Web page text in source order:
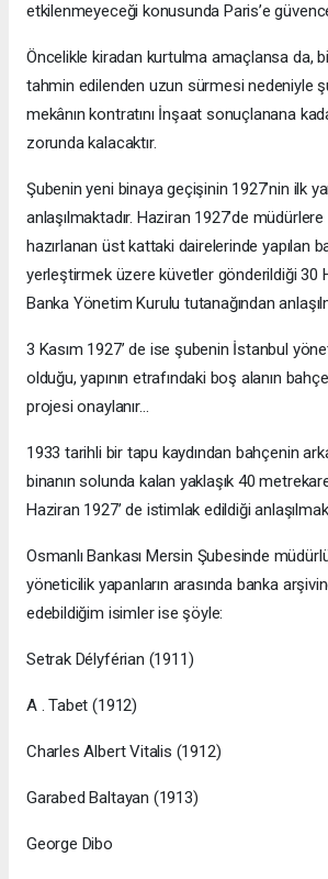
etkilenmeyeceği konusunda Paris’e
Öncelikle kiradan kurtulma amaçlansa da,
tahmin edilenden uzun sürmesi nedeniyle
mekânın kontratını İnşaat sonuçlanana
zorunda kalacaktır.
Şubenin yeni binaya geçişinin 1927’nin ilk
anlaşılmaktadır. Haziran 1927’de
hazırlanan üst kattaki dairelerinde yapılan
yerleştirmek üzere küvetler gönderildiği 30
Banka Yönetim Kurulu tutanağından
3 Kasım 1927’ de ise şubenin İstanbul
olduğu, yapının etrafındaki boş alanın
projesi onaylanır…
1933 tarihli bir tapu kaydından bahçenin
binanın solunda kalan yaklaşık 40
Haziran 1927’ de istimlak edildiği
Osmanlı Bankası Mersin Şubesinde
yöneticilik yapanların arasında banka
edebildiğim isimler ise şöyle:
Setrak Délyférian (1911)
A . Tabet (1912)
Charles Albert Vitalis (1912)
Garabed Baltayan (1913)
George Dibo